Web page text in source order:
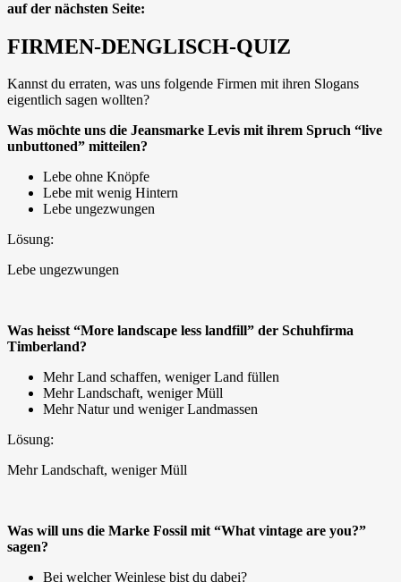
auf der nächsten Seite:
FIRMEN-DENGLISCH-QUIZ
Kannst du erraten, was uns folgende Firmen mit ihren Slogans
eigentlich sagen wollten?
Was möchte uns die Jeansmarke Levis mit ihrem Spruch “live
unbuttoned” mitteilen?
Lebe ohne Knöpfe
Lebe mit wenig Hintern
Lebe ungezwungen
Lösung:
Lebe ungezwungen
Was heisst “More landscape less landfill” der Schuhfirma
Timberland?
Mehr Land schaffen, weniger Land füllen
Mehr Landschaft, weniger Müll
Mehr Natur und weniger Landmassen
Lösung:
Mehr Landschaft, weniger Müll
Was will uns die Marke Fossil mit “What vintage are you?”
sagen?
Bei welcher Weinlese bist du dabei?